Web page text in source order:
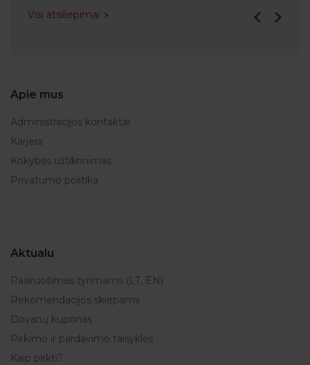
Visi atsiliepimai
Apie mus
Administracijos kontaktai
Karjera
Kokybės užtikrinimas
Privatumo politika
Aktualu
Pasiruošimas tyrimams (LT, EN)
Rekomendacijos skiepams
Dovanų kuponas
Pirkimo ir pardavimo taisyklės
Kaip pirkti?